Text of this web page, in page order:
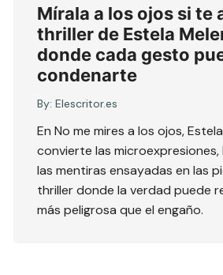
Mírala a los ojos si te
thriller de Estela
donde cada gesto
condenarte
By: Elescritor.es
En No me mires a los ojos,
convierte las microexpresiones,
las mentiras ensayadas en las
thriller donde la verdad puede
más peligrosa que el engaño.